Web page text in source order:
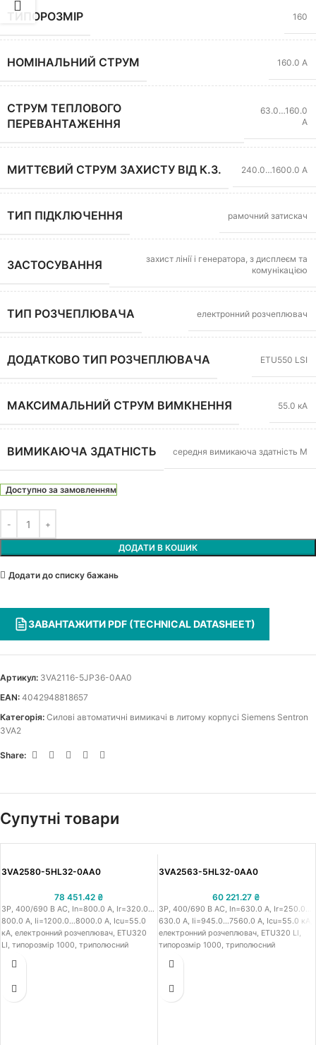
ТИПОРОЗМІР 160
НОМІНАЛЬНИЙ СТРУМ 160.0 А
СТРУМ ТЕПЛОВОГО
ПЕРЕВАНТАЖЕННЯ
63.0…160.0
А
МИТТЄВИЙ СТРУМ ЗАХИСТУ ВІД К.З. 240.0…1600.0 А
ТИП ПІДКЛЮЧЕННЯ рамочний затискач
ЗАСТОСУВАННЯ
захист лінії і генератора, з дисплеєм та
комунікацією
ТИП РОЗЧЕПЛЮВАЧА електронний розчеплювач
ДОДАТКОВО ТИП РОЗЧЕПЛЮВАЧА ETU550 LSI
МАКСИМАЛЬНИЙ СТРУМ ВИМКНЕННЯ 55.0 кА
ВИМИКАЮЧА ЗДАТНІСТЬ середня вимикаюча здатність M
Доступно за замовленням
ДОДАТИ В КОШИК
Додати до списку бажань
ЗАВАНТАЖИТИ PDF (TECHNICAL DATASHEET)
EAN: 4042948818657
Артикул: 3VA2116-5JP36-0AA0
Категорія: Силові автоматичні вимикачі в литому корпусі Siemens Sentron
3VA2
Share:
Супутні товари
3VA2580-5HL32-0AA0
78 451.42 ₴
3P, 400/690 В АС, In=800.0 A, Ir=320.0…
800.0 A, Iі=1200.0…8000.0 A, Icu=55.0
кА, електронний розчеплювач, ETU320
LI, типорозмір 1000, триполюсний
литому корпусі IEC Сіменс 3VA25,
номінальний струм 800.0 A, струм
3VA2563-5HL32-0AA0
60 221.27 ₴
3P, 400/690 В АС, In=630.0 A, Ir=250.0…
630.0 A, Iі=945.0…7560.0 A, Icu=55.0 кА,
електронний розчеплювач, ETU320 LI,
типорозмір 1000, триполюсний
литому корпусі IEC Сіменс 3VA25,
номінальний струм 630.0 A, струм